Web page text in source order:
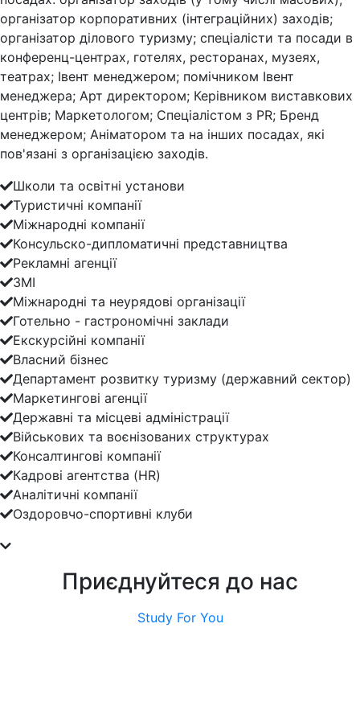
організатор корпоративних (інтеграційних) заходів;
організатор ділового туризму; спеціалісти та посади в
конференц-центрах, готелях, ресторанах, музеях,
театрах; Івент менеджером; помічником Івент
менеджера; Арт директором; Керівником виставкових
центрів; Маркетологом; Спеціалістом з PR; Бренд
менеджером; Аніматором та на інших посадах, які
пов'язані з організацією заходів.
Школи та освітні установи
Туристичні компанії
Міжнародні компанії
Консульско-дипломатичні представництва
Рекламні агенції
ЗМІ
Міжнародні та неурядові організації
Готельно - гастрономічні заклади
Екскурсійні компанії
Власний бізнес
Департамент розвитку туризму (державний сектор)
Маркетингові агенції
Державні та місцеві адміністрації
Військових та воєнізованих структурах
Консалтингові компанії
Кадрові агентства (HR)
Аналітичні компанії
Оздоровчо-спортивні клуби
Приєднуйтеся до нас
Study For You